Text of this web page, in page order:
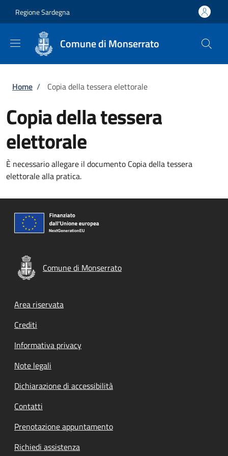
Regione Sardegna
Comune di Monserrato
Briciole di pane
Home / Copia della tessera elettorale
Copia della tessera
elettorale
È necessario allegare il documento Copia della tessera
elettorale alla pratica.
Comune di Monserrato
Footer menu
Area riservata
Crediti
Informativa privacy
Note legali
Dichiarazione di accessibilità
Contatti
Prenotazione appuntamento
Richiedi assistenza